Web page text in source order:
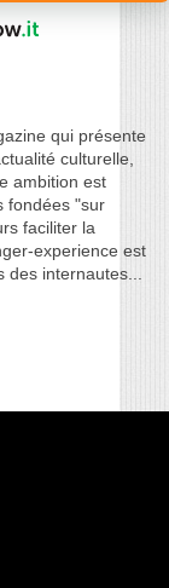
qui présente
culturelle,
ambition est
fondées "sur
faciliter la
experience est
internautes...